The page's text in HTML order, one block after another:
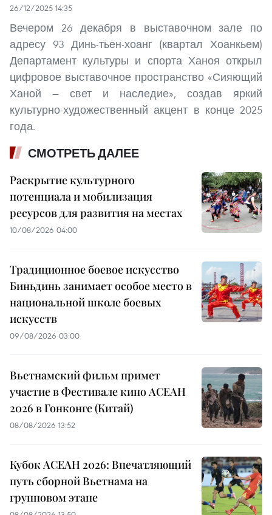
26/12/2025 14:35
Вечером 26 декабря в выставочном зале по
адресу 93 Динь-тьен-хоанг (квартал Хоанкьем)
Департамент культуры и спорта Ханоя открыл
цифровое выставочное пространство «Сияющий
Ханой — свет и наследие», создав яркий
культурно-художественный акцент в конце 2025
года.
СМОТРЕТЬ ДАЛЕЕ
Раскрытие культурного
потенциала и мобилизация
ресурсов для развития на местах
10/08/2026 04:00
Традиционное боевое искусство
Биньдинь занимает особое место в
национальной школе боевых
искусств
09/08/2026 03:00
Вьетнамский фильм примет
участие в Фестивале кино АСЕАН
2026 в Гонконге (Китай)
08/08/2026 13:52
Кубок АСЕАН 2026: Впечатляющий
путь сборной Вьетнама на
групповом этапе